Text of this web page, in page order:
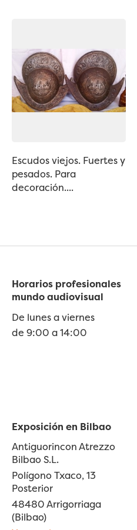
Escudos viejos. Fuertes y
pesados. Para
decoración....
Horarios profesionales
mundo audiovisual
De lunes a viernes
de 9:00 a 14:00
Exposición en Bilbao
Antiguorincon Atrezzo
Bilbao S.L.
Polígono Txaco, 13
Posterior
48480 Arrigorriaga
(Bilbao)